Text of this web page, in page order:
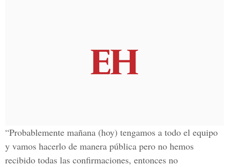
“Probablemente mañana (hoy) tengamos a todo el equipo
y vamos hacerlo de manera pública pero no hemos
recibido todas las confirmaciones, entonces no